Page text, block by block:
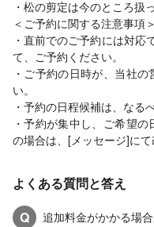
・松の剪定は今のところ扱
＜ご予約に関する注意事項＞
・直前でのご予約には対応
て、ご予約ください。
・ご予約の日時が、当社
い。
・予約の日程候補は、なる
・予約が集中し、ご希望
の場合は、[メッセージ]にて
よくある質問と答え
Q
追加料金がかかる場